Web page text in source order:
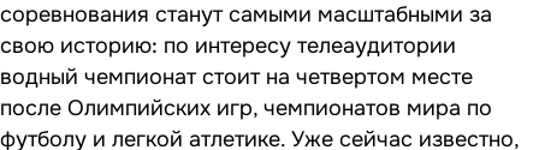
соревнования станут самыми масштабными за
свою историю: по интересу телеаудитории
водный чемпионат стоит на четвертом месте
после Олимпийских игр, чемпионатов мира по
футболу и легкой атлетике. Уже сейчас известно,